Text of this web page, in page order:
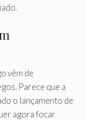
vêm de
Parece que a
o lançamento de
agora focar